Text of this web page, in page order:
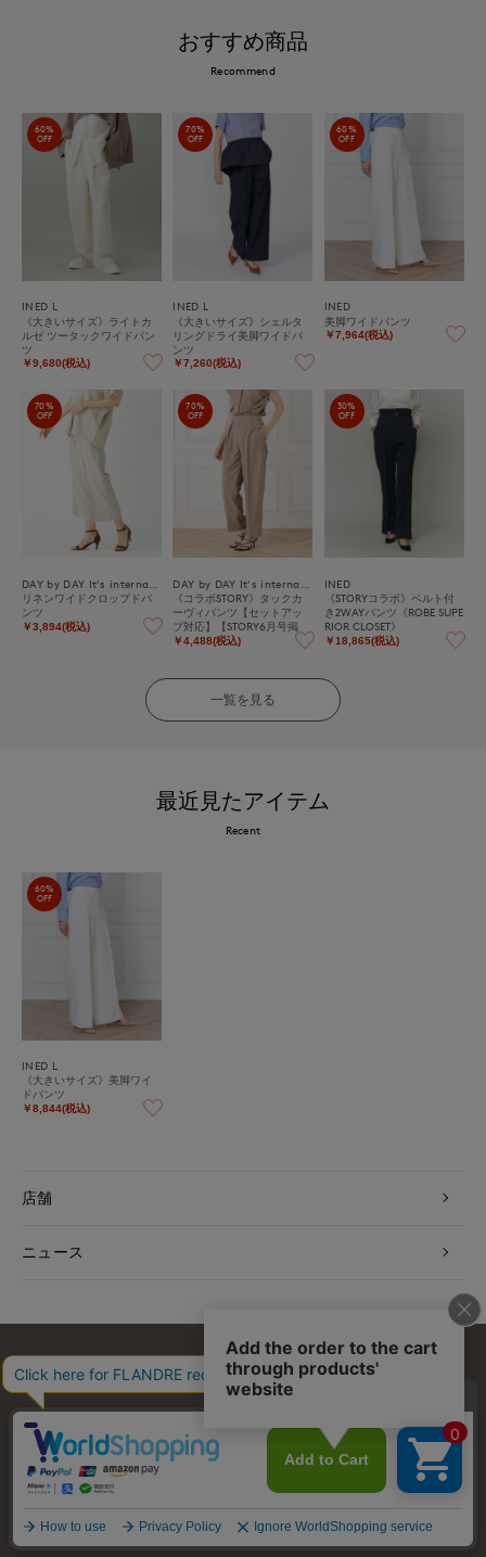
おすすめ商品
Recommend
60%
OFF
INED L
《大きいサイズ》ライトカ
ルゼ ツータックワイドパン
ツ
￥9,680(税込)
70%
OFF
INED L
《大きいサイズ》シェルタ
リングドライ美脚ワイドパ
ンツ
￥7,260(税込)
60%
OFF
INED
美脚ワイドパンツ
￥7,964(税込)
70%
OFF
リネンワイドクロップドパ
ンツ
￥3,894(税込)
70%
OFF
《コラボSTORY》タックカ
ーヴィパンツ【セットアッ
プ対応】【STORY6月号掲
載】
￥4,488(税込)
30%
OFF
INED
《STORYコラボ》ベルト付
き2WAYパンツ《ROBE SUPE
RIOR CLOSET》
￥18,865(税込)
一覧を見る
最近見たアイテム
Recent
60%
OFF
INED L
《大きいサイズ》美脚ワイ
ドパンツ
￥8,844(税込)
店舗
ニュース
お問い合わせ 利用規約 会社概要 プライバシーポリシー
特定商取引・古物営業法に基づく表示 店舗リスト